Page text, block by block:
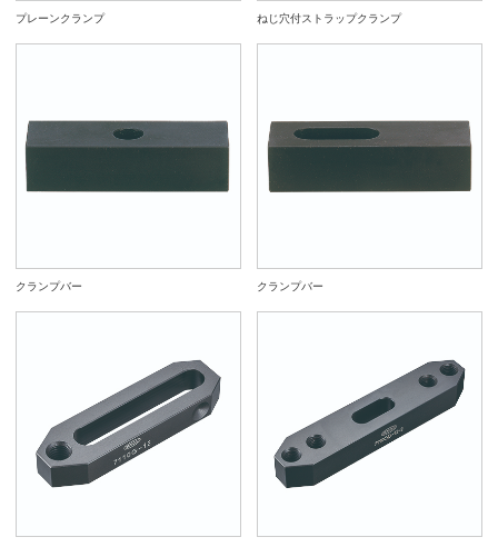
プレーンクランプ ねじ穴付ストラップクランプ
クランプバー クランプバー